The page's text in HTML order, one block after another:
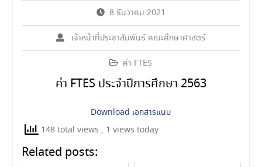
8 ธันวาคม 2021
เจ้าหน้าที่ประชาสัมพันธ์ คณะศึกษาศาสตร์
ค่า FTES
ค่า FTES ประจำปีการศึกษา 2563
Download เอกสารแนบ
148 total views , 1 views today
Related posts: